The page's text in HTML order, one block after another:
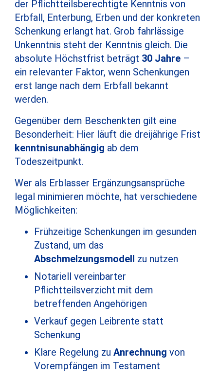
der Pflichtteilsberechtigte Kenntnis von
Erbfall, Enterbung, Erben und der konkreten
Schenkung erlangt hat. Grob fahrlässige
Unkenntnis steht der Kenntnis gleich. Die
absolute Höchstfrist beträgt 30 Jahre –
ein relevanter Faktor, wenn Schenkungen
erst lange nach dem Erbfall bekannt
werden.
Gegenüber dem Beschenkten gilt eine
Besonderheit: Hier läuft die dreijährige Frist
kenntnisunabhängig ab dem
Todeszeitpunkt.
Wer als Erblasser Ergänzungsansprüche
legal minimieren möchte, hat verschiedene
Möglichkeiten:
Frühzeitige Schenkungen im gesunden
Zustand, um das
Abschmelzungsmodell zu nutzen
Notariell vereinbarter
Pflichtteilsverzicht mit dem
betreffenden Angehörigen
Verkauf gegen Leibrente statt
Schenkung
Klare Regelung zu Anrechnung von
Vorempfängen im Testament